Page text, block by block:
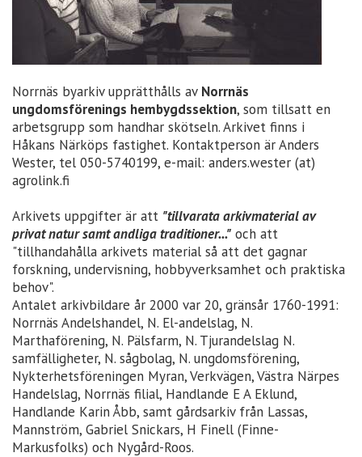
Norrnäs byarkiv upprätthålls av Norrnäs
ungdomsförenings hembygdssektion, som tillsatt en
arbetsgrupp som handhar skötseln. Arkivet finns i
Håkans Närköps fastighet. Kontaktperson är Anders
Wester, tel 050-5740199, e-mail: anders.wester (at)
agrolink.fi
Arkivets uppgifter är att "tillvarata arkivmaterial av
privat natur samt andliga traditioner..." och att
"tillhandahålla arkivets material så att det gagnar
forskning, undervisning, hobbyverksamhet och praktiska
behov".
Antalet arkivbildare år 2000 var 20, gränsår 1760-1991:
Norrnäs Andelshandel, N. El-andelslag, N.
Marthaförening, N. Pälsfarm, N. Tjurandelslag N.
samfälligheter, N. sågbolag, N. ungdomsförening,
Nykterhetsföreningen Myran, Verkvägen, Västra Närpes
Handelslag, Norrnäs filial, Handlande E A Eklund,
Handlande Karin Åbb, samt gårdsarkiv från Lassas,
Mannström, Gabriel Snickars, H Finell (Finne-
Markusfolks) och Nygård-Roos.